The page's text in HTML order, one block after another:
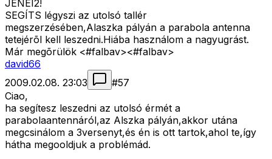
JENEI2!
SEGÍTS légyszi az utolsó tallér
megszerzésében,Alaszka pályán a parabola antenna
tetejérõl kell leszedni.Hiába használom a nagyugrást.
Már megõrülök <#falbav><#falbav>
david66
2009.02.08. 23:03
#57
Ciao,
ha segítesz leszedni az utolsó érmét a
parabolaantennáról,az Alszka pályán,akkor utána
megcsinálom a 3versenyt,és én is ott tartok,ahol te,így
hátha megooldjuk a problémád.